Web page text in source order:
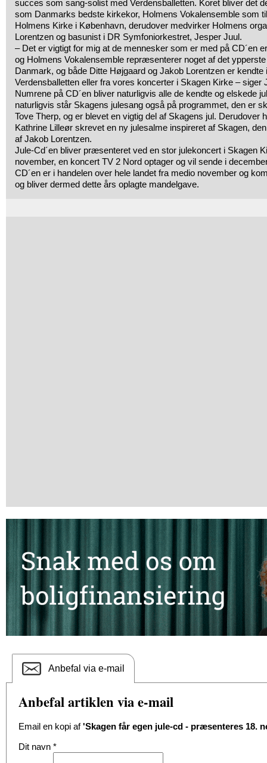
succes som sang-solist med Verdensballetten. Koret bliver det
som Danmarks bedste kirkekor, Holmens Vokalensemble som
Holmens Kirke i København, derudover medvirker Holmens
Lorentzen og basunist i DR Symfoniorkestret, Jesper Juul.
– Det er vigtigt for mig at de mennesker som er med på CD´en
og Holmens Vokalensemble repræsenterer noget af det
Danmark, og både Ditte Højgaard og Jakob Lorentzen er kendte
Verdensballetten eller fra vores koncerter i Skagen Kirke – siger
Numrene på CD´en bliver naturligvis alle de kendte og elskede
naturligvis står Skagens julesang også på programmet, den er
Tove Therp, og er blevet en vigtig del af Skagens jul. Derudover
Kathrine Lilleør skrevet en ny julesalme inspireret af Skagen,
af Jakob Lorentzen.
Jule-Cd´en bliver præsenteret ved en stor julekoncert i Skagen
november, en koncert TV 2 Nord optager og vil sende i
CD´en er i handelen over hele landet fra medio november og
og bliver dermed dette års oplagte mandelgave.
Anbefal via e-mail
Anbefal artiklen via e-mail
Email en kopi af'Skagen får egen jule-cd - præsenteres 18.
Dit navn *